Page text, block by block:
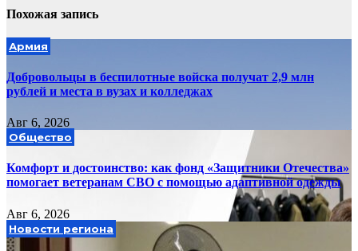
Похожая запись
Армия
Добровольцы в беспилотные войска получат 2,9 млн
рублей и места в вузах и колледжах
Авг 6, 2026
Общество
Комфорт и достоинство: как фонд «Защитники Отечества»
помогает ветеранам СВО с помощью адаптивной одежды
Авг 6, 2026
Новости региона